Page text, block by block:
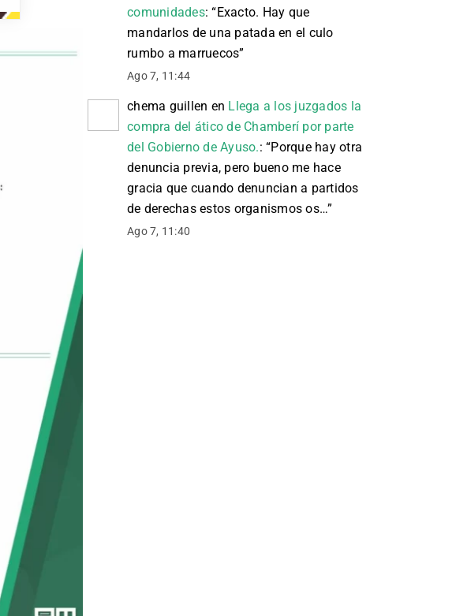
comunidades: “Exacto. Hay que
mandarlos de una patada en el culo
rumbo a marruecos”
Ago 7, 11:44
chema guillen en Llega a los juzgados la
compra del ático de Chamberí por parte
del Gobierno de Ayuso.: “Porque hay otra
denuncia previa, pero bueno me hace
gracia que cuando denuncian a partidos
de derechas estos organismos os…”
Ago 7, 11:40